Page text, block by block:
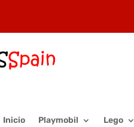
Inicio Playmobil Lego